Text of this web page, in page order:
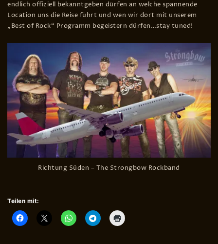
endlich offiziell bekanntgeben dürfen an welche spannende
Location uns die Reise führt und wen wir dort mit unserem
„Best of Rock“ Programm begeistern dürfen…stay tuned!
Richtung Süden – The Strongbow Rockband
Teilen mit: